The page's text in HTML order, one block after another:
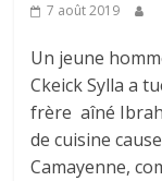
7 août 2019
Un jeune
Ckeick Sylla a
frère aîné
de cuisine
Camayenne,